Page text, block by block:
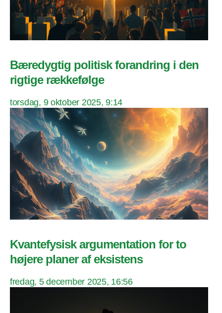
Bæredygtig politisk forandring i den
rigtige rækkefølge
torsdag, 9 oktober 2025, 9:14
Kvantefysisk argumentation for to
højere planer af eksistens
fredag, 5 december 2025, 16:56